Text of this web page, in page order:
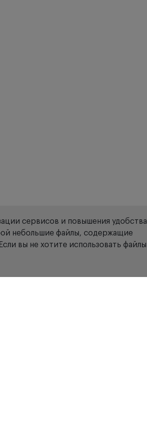
сервисов и повышения удобства
небольшие файлы, содержащие
вы не хотите использовать файлы